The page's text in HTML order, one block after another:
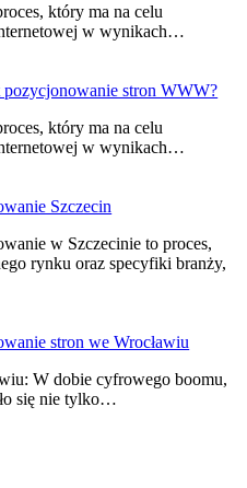
który ma na celu
w wynikach…
pozycjonowanie stron WWW?
który ma na celu
w wynikach…
Szczecin
w Szczecinie to proces,
rynku oraz specyfiki branży,
stron we Wrocławiu
W dobie cyfrowego boomu,
się nie tylko…